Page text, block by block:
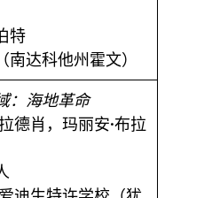
特
南达科他州霍文）
：海地革命
德肖，玛丽安·布拉